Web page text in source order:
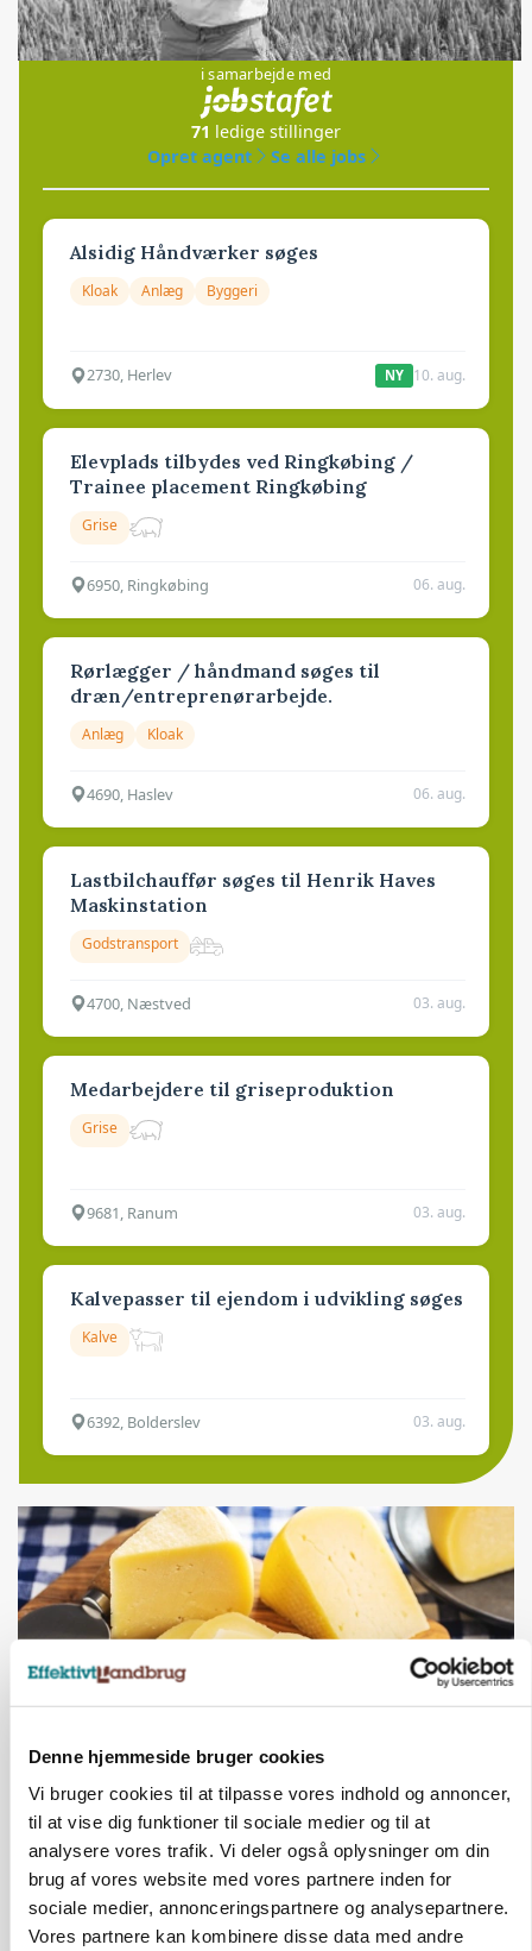
Denne hjemmeside bruger cookies
Vi bruger cookies til at tilpasse vores indhold og annoncer,
til at vise dig funktioner til sociale medier og til at
analysere vores trafik. Vi deler også oplysninger om din
brug af vores website med vores partnere inden for
sociale medier, annonceringspartnere og analysepartnere.
Vores partnere kan kombinere disse data med andre
Jobs
i samarbejde med
71 ledige stillinger
Opret agent
Se alle jobs
Alsidig Håndværker søges
Kloak Anlæg Byggeri
2730, Herlev NY 10. aug.
Elevplads tilbydes ved Ringkøbing /
Trainee placement Ringkøbing
Grise
6950, Ringkøbing 06. aug.
Rørlægger / håndmand søges til
dræn/entreprenørarbejde.
Anlæg Kloak
4690, Haslev 06. aug.
Lastbilchauffør søges til Henrik Haves
Maskinstation
Godstransport
4700, Næstved 03. aug.
Medarbejdere til griseproduktion
Grise
9681, Ranum 03. aug.
Kalvepasser til ejendom i udvikling søges
Kalve
6392, Bolderslev 03. aug.
MARKED
Opturen taber pusten på global mejeriauktion